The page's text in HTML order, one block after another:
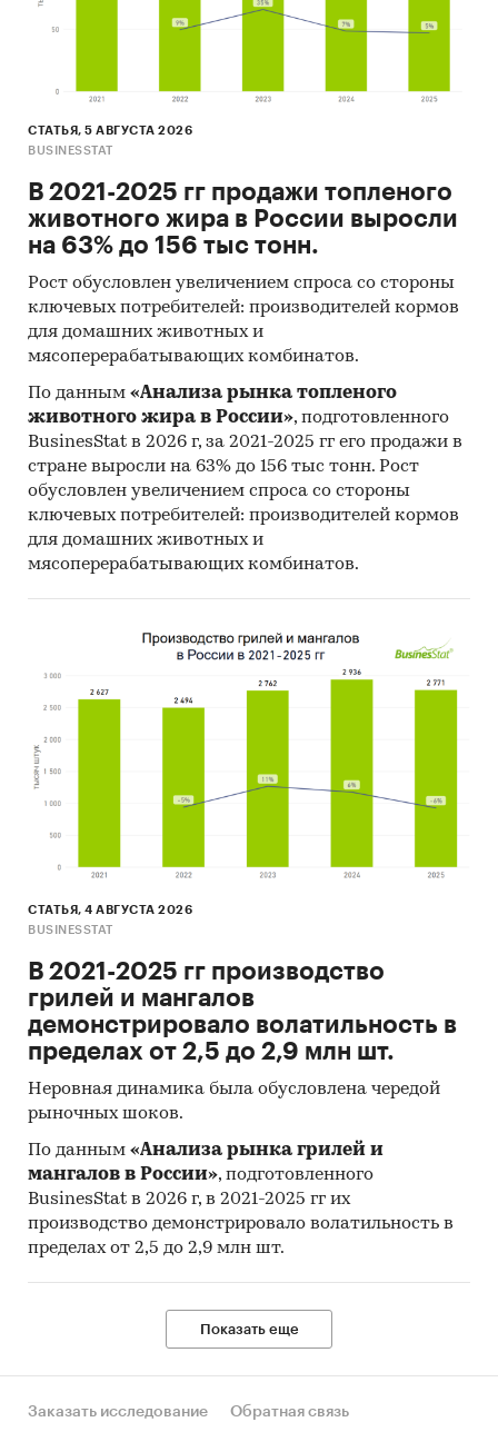
СТАТЬЯ, 5 АВГУСТА 2026
BUSINESSTAT
В 2021-2025 гг продажи топленого
животного жира в России выросли
на 63% до 156 тыс тонн.
Рост обусловлен увеличением спроса со стороны
ключевых потребителей: производителей кормов
для домашних животных и
мясоперерабатывающих комбинатов.
По данным «Анализа рынка топленого
животного жира в России», подготовленного
BusinesStat в 2026 г, за 2021-2025 гг его продажи в
стране выросли на 63% до 156 тыс тонн. Рост
обусловлен увеличением спроса со стороны
ключевых потребителей: производителей кормов
для домашних животных и
мясоперерабатывающих комбинатов.
СТАТЬЯ, 4 АВГУСТА 2026
BUSINESSTAT
В 2021-2025 гг производство
грилей и мангалов
демонстрировало волатильность в
пределах от 2,5 до 2,9 млн шт.
Неровная динамика была обусловлена чередой
рыночных шоков.
По данным «Анализа рынка грилей и
мангалов в России», подготовленного
BusinesStat в 2026 г, в 2021-2025 гг их
производство демонстрировало волатильность в
пределах от 2,5 до 2,9 млн шт.
Показать еще
Заказать исследование
Обратная связь